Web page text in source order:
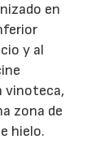
en
y al
vinoteca,
zona de
hielo.